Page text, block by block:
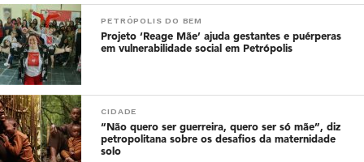
PETRÓPOLIS DO BEM
Projeto ‘Reage Mãe’ ajuda gestantes e puérperas
em vulnerabilidade social em Petrópolis
CIDADE
“Não quero ser guerreira, quero ser só mãe”, diz
petropolitana sobre os desafios da maternidade
solo